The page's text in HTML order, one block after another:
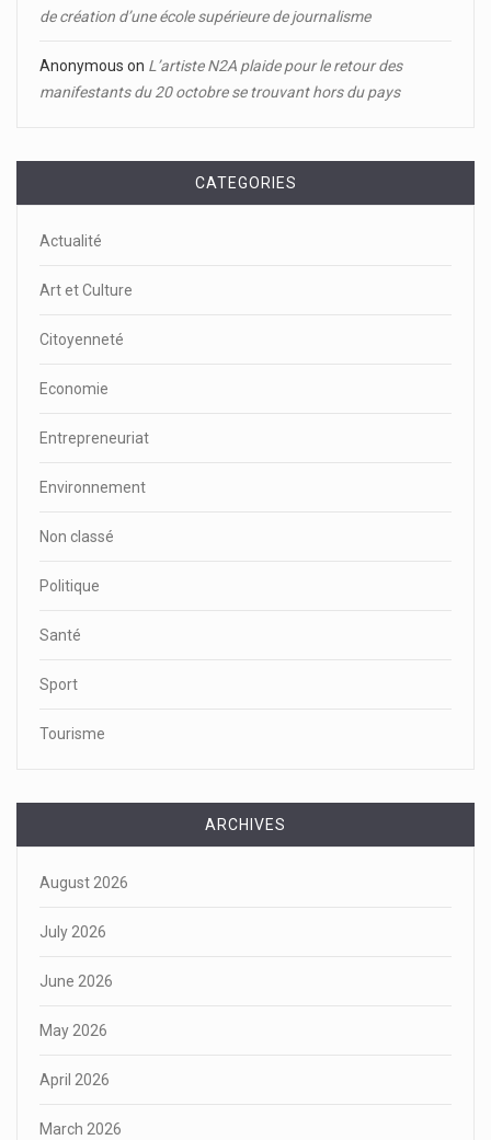
de création d’une école supérieure de journalisme
Anonymous on L’artiste N2A plaide pour le retour des
manifestants du 20 octobre se trouvant hors du pays
CATEGORIES
Actualité
Art et Culture
Citoyenneté
Economie
Entrepreneuriat
Environnement
Non classé
Politique
Santé
Sport
Tourisme
ARCHIVES
August 2026
July 2026
June 2026
May 2026
April 2026
March 2026